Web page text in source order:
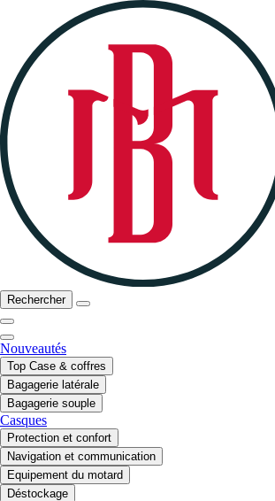
Rechercher
Nouveautés
Top Case & coffres
Bagagerie latérale
Bagagerie souple
Casques
Protection et confort
Navigation et communication
Equipement du motard
Déstockage